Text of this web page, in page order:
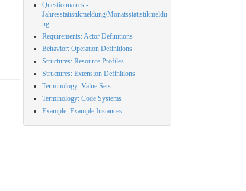
Questionnaires -
Jahresstatistikmeldung/Monatsstatistikmeldu
ng
Requirements: Actor Definitions
Behavior: Operation Definitions
Structures: Resource Profiles
Structures: Extension Definitions
Terminology: Value Sets
Terminology: Code Systems
Example: Example Instances